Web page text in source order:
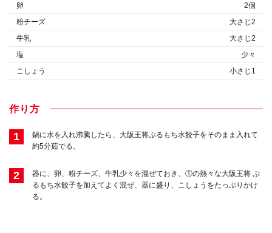
卵
2個
粉チーズ
大さじ2
牛乳
大さじ2
塩
少々
こしょう
小さじ1
作り方
1
鍋に水を入れ沸騰したら、大阪王将ぷるもち水餃子をそのまま入れて
約5分茹でる。
2
器に、卵、粉チーズ、牛乳少々を混ぜておき、①の熱々な大阪王将 ぷ
るもち水餃子を加えてよく混ぜ、器に盛り、こしょうをたっぷりかけ
る。